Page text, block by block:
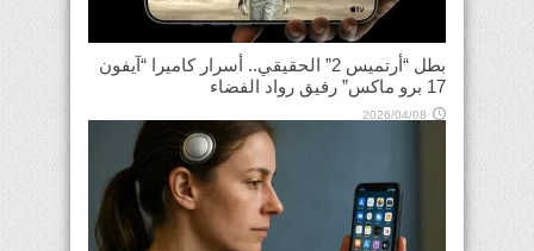
بطل “أرتميس 2” الحقيقي.. أسرار كاميرا “آيفون
17 برو ماكس” رفيق رواد الفضاء
2026/04/08